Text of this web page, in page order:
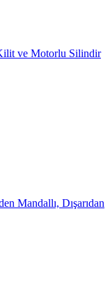
ve Motorlu Silindir
Mandallı, Dışarıdan